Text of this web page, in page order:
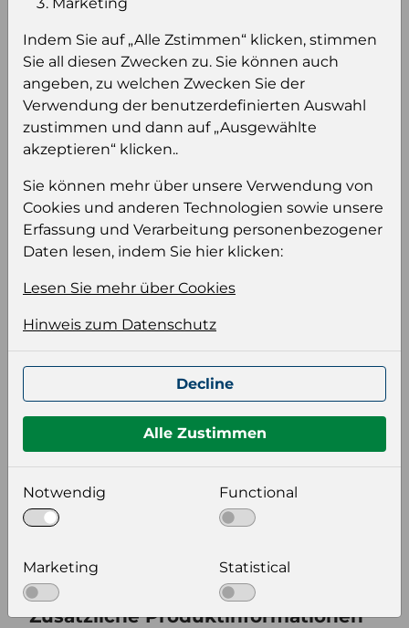
Sie müssen eingeloggt sein, um Preise zu
sehen und/oder dieses Produkt zu kaufen.
Einloggen Anmeldung für B2B Konto
Produktinformation
Ihre Produktdatei aus
Sprache
Keiner
Format auswählen
wählen Sie eine Auflösung für Ihr Bild aus
Zusätzliche Produktinformationen
Marketing
Indem Sie auf „Alle Zstimmen“ klicken, stimmen
Sie all diesen Zwecken zu. Sie können auch
angeben, zu welchen Zwecken Sie der
Verwendung der benutzerdefinierten Auswahl
zustimmen und dann auf „Ausgewählte
akzeptieren“ klicken..
Sie können mehr über unsere Verwendung von
Cookies und anderen Technologien sowie unsere
Erfassung und Verarbeitung personenbezogener
Daten lesen, indem Sie hier klicken:
Lesen Sie mehr über Cookies
Hinweis zum Datenschutz
Decline
Alle Zustimmen
Notwendig Functional
Marketing Statistical